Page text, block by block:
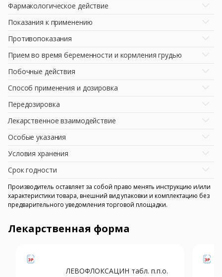
Фармакологическое действие
Показания к применению
Противопоказания
Прием во время беременности и кормления грудью
Побочные действия
Способ применения и дозировка
Передозировка
Лекарственное взаимодействие
Особые указания
Условия хранения
Срок годности
Производитель оставляет за собой право менять инструкцию и/или
характеристики товара, внешний вид упаковки и комплектацию без
предварительного уведомления торговой площадки.
Лекарственная форма
ЛЕВОФЛОКСАЦИН табл. п.п.о.